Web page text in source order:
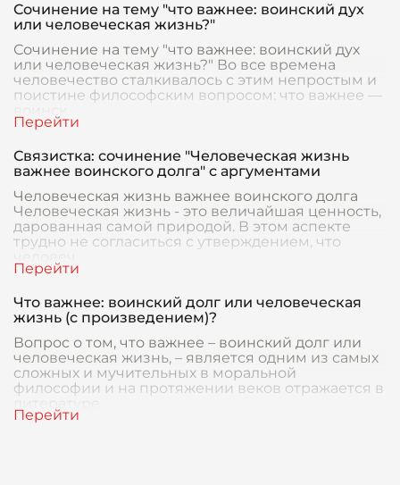
Сочинение на тему "что важнее: воинский дух
или человеческая жизнь?"
Сочинение на тему "что важнее: воинский дух
или человеческая жизнь?" Во все времена
человечество сталкивалось с этим непростым и
поистине философским вопросом: что важнее —
Связистка: сочинение "Человеческая жизнь
важнее воинского долга" с аргументами
Человеческая жизнь важнее воинского долга
Человеческая жизнь - это величайшая ценность,
дарованная самой природой. В этом аспекте
трудно не согласиться с утверждением, что
Что важнее: воинский долг или человеческая
жизнь (с произведением)?
Вопрос о том, что важнее – воинский долг или
человеческая жизнь, – является одним из самых
сложных и мучительных в моральной
философии и на протяжении веков отражается в